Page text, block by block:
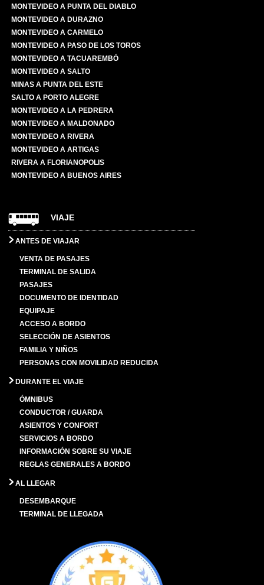
MONTEVIDEO A PUNTA DEL DIABLO
MONTEVIDEO A DURAZNO
MONTEVIDEO A CARMELO
MONTEVIDEO A PASO DE LOS TOROS
MONTEVIDEO A TACUAREMBÓ
MONTEVIDEO A SALTO
MINAS A PUNTA DEL ESTE
SALTO A PORTO ALEGRE
MONTEVIDEO A LA PEDRERA
MONTEVIDEO A MALDONADO
MONTEVIDEO A RIVERA
MONTEVIDEO A ARTIGAS
RIVERA A FLORIANOPOLIS
MONTEVIDEO A BUENOS AIRES
VIAJE
ANTES DE VIAJAR
VENTA DE PASAJES
TERMINAL DE SALIDA
PASAJES
DOCUMENTO DE IDENTIDAD
EQUIPAJE
ACCESO A BORDO
SELECCIÓN DE ASIENTOS
FAMILIA Y NIÑOS
PERSONAS CON MOVILIDAD REDUCIDA
DURANTE EL VIAJE
ÓMNIBUS
CONDUCTOR / GUARDA
ASIENTOS Y CONFORT
SERVICIOS A BORDO
INFORMACIÓN SOBRE SU VIAJE
REGLAS GENERALES A BORDO
AL LLEGAR
DESEMBARQUE
TERMINAL DE LLEGADA